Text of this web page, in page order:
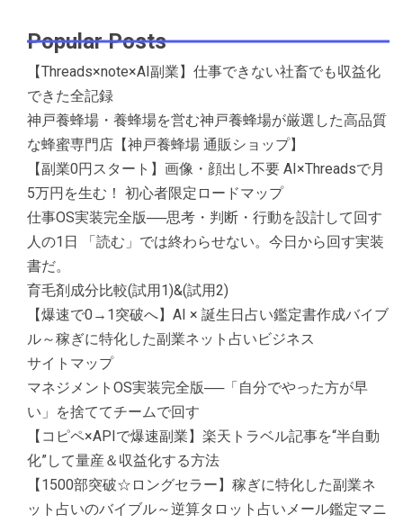
Popular Posts
【Threads×note×AI副業】仕事できない社畜でも収益化
できた全記録
神戸養蜂場・養蜂場を営む神戸養蜂場が厳選した高品質
な蜂蜜専門店【神戸養蜂場 通販ショップ】
【副業0円スタート】画像・顔出し不要 AI×Threadsで月
5万円を生む！ 初心者限定ロードマップ
仕事OS実装完全版──思考・判断・行動を設計して回す
人の1日 「読む」では終わらせない。今日から回す実装
書だ。
育毛剤成分比較(試用1)&(試用2)
【爆速で0→1突破へ】AI × 誕生日占い鑑定書作成バイブ
ル～稼ぎに特化した副業ネット占いビジネス
サイトマップ
マネジメントOS実装完全版──「自分でやった方が早
い」を捨ててチームで回す
【コピペ×APIで爆速副業】楽天トラベル記事を“半自動
化”して量産＆収益化する方法
【1500部突破☆ロングセラー】稼ぎに特化した副業ネ
ット占いのバイブル～逆算タロット占いメール鑑定マニ